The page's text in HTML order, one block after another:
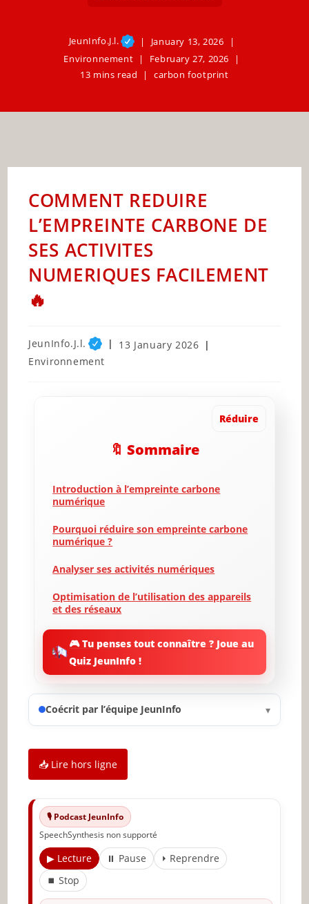
JeunInfo.J.l.
January 13, 2026
Environnement
February 27, 2026
13 mins read
carbon footprint
COMMENT REDUIRE
L’EMPREINTE CARBONE DE
SES ACTIVITES
NUMERIQUES FACILEMENT
🔥
Post
author:
JeunInfo.J.l.
Post
13 January 2026
Post
Environnement
Réduire
🔖 Sommaire
Introduction à l’empreinte carbone
numérique
Pourquoi réduire son empreinte carbone
numérique ?
Analyser ses activités numériques
Optimisation de l’utilisation des appareils
et des réseaux
et solutions
L’importance de l’éthique numérique
Mise en place de stratégies de réduction
Conclusion et appel à l’action
✨ Nouveau sur JeunInfo ?
Articles recommandés
Partager l'amour
🎮 Tu penses tout connaître ? Joue au
Quiz JeunInfo !
Coécrit par l’équipe JeunInfo ▾
📥 Lire hors ligne
🎙️ Podcast JeunInfo
SpeechSynthesis non supporté
▶ Lecture ⏸ Pause
⏵ Reprendre
⏹ Stop